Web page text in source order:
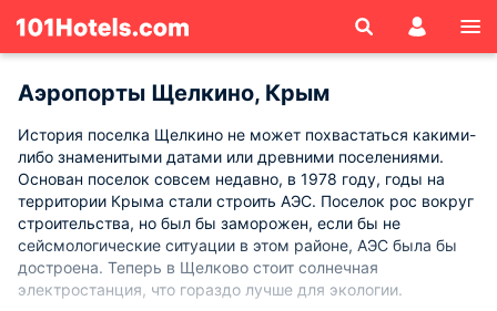
Аэропорты Щелкино, Крым
История поселка Щелкино не может похвастаться какими-
либо знаменитыми датами или древними поселениями.
Основан поселок совсем недавно, в 1978 году, годы на
территории Крыма стали строить АЭС. Поселок рос вокруг
строительства, но был бы заморожен, если бы не
сейсмологические ситуации в этом районе, АЭС была бы
достроена. Теперь в Щелково стоит солнечная
электростанция, что гораздо лучше для экологии.